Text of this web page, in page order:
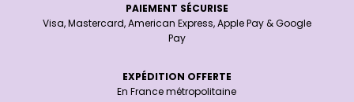
PAIEMENT SÉCURISE
Visa, Mastercard, American Express, Apple Pay & Google
Pay
EXPÉDITION OFFERTE
En France métropolitaine